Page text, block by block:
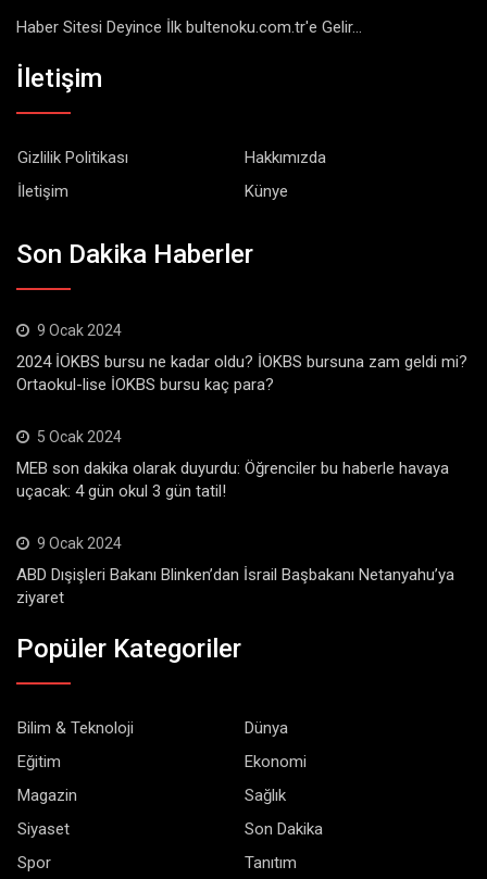
Haber Sitesi Deyince İlk bultenoku.com.tr'e Gelir...
İletişim
Gizlilik Politikası
Hakkımızda
İletişim
Künye
Son Dakika Haberler
9 Ocak 2024
2024 İOKBS bursu ne kadar oldu? İOKBS bursuna zam geldi mi?
Ortaokul-lise İOKBS bursu kaç para?
5 Ocak 2024
MEB son dakika olarak duyurdu: Öğrenciler bu haberle havaya
uçacak: 4 gün okul 3 gün tatil!
9 Ocak 2024
ABD Dışişleri Bakanı Blinken’dan İsrail Başbakanı Netanyahu’ya
ziyaret
Popüler Kategoriler
Bilim & Teknoloji
Dünya
Eğitim
Ekonomi
Magazin
Sağlık
Siyaset
Son Dakika
Spor
Tanıtım